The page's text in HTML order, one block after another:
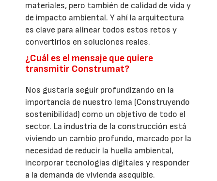
materiales, pero también de calidad de vida y
de impacto ambiental. Y ahí la arquitectura
es clave para alinear todos estos retos y
convertirlos en soluciones reales.
¿Cuál es el mensaje que quiere
transmitir Construmat?
Nos gustaría seguir profundizando en la
importancia de nuestro lema (Construyendo
sostenibilidad) como un objetivo de todo el
sector. La industria de la construcción está
viviendo un cambio profundo, marcado por la
necesidad de reducir la huella ambiental,
incorporar tecnologías digitales y responder
a la demanda de vivienda asequible.